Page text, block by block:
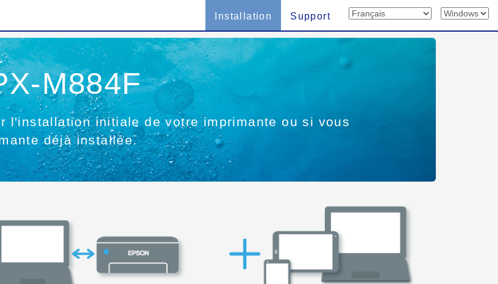
Installation Support
M884F
l'installation initiale de votre imprimante ou si vous
déjà installée.